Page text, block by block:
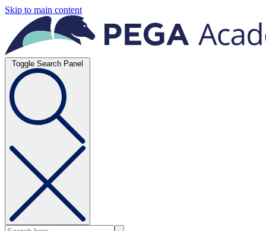
Skip to main content
Toggle Search Panel